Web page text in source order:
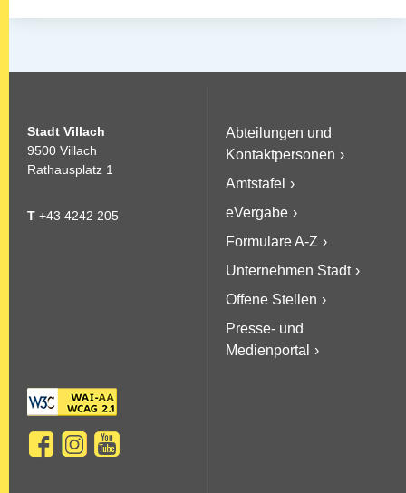
Stadt Villach
9500 Villach
Rathausplatz 1
T +43 4242 205
Abteilungen und
Kontaktpersonen
Amtstafel
eVergabe
Formulare A-Z
Unternehmen Stadt
Offene Stellen
Presse- und
Medienportal